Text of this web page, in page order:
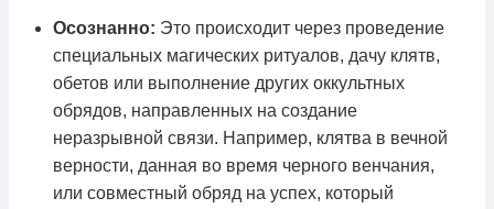
Осознанно: Это происходит через проведение
специальных магических ритуалов, дачу клятв,
обетов или выполнение других оккультных
обрядов, направленных на создание
неразрывной связи. Например, клятва в вечной
верности, данная во время черного венчания,
или совместный обряд на успех, который